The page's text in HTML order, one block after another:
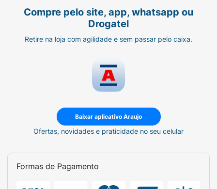
corrente e seque-o bem para preservar o
metal.
Ficha Técnica:
Enox (Belliz Company).
Aparelho de Barbear Clássico.
Destaque: Cabo longo e antideslizante.
universais.
Compre pelo site, app, whatsapp ou
Drogatel
Retire na loja com agilidade e sem passar pelo caixa.
Baixar aplicativo Araujo
Ofertas, novidades e praticidade no seu celular
Formas de Pagamento